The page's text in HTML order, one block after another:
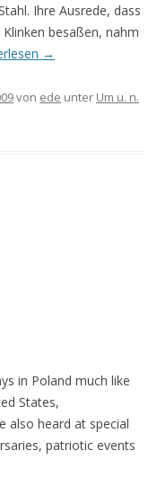
Ihre Ausrede, dass
besaßen, nahm
→
von ede unter Um u. n.
in Poland much like
States,
also heard at special
patriotic events